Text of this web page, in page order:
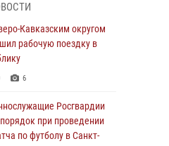
присоединились к
у стен музея истории
округе Росгвардии
в честь юбилея
Кавказским округом
рабочую поездку в
6
Росгвардии
при проведении
по футболу в Санкт-